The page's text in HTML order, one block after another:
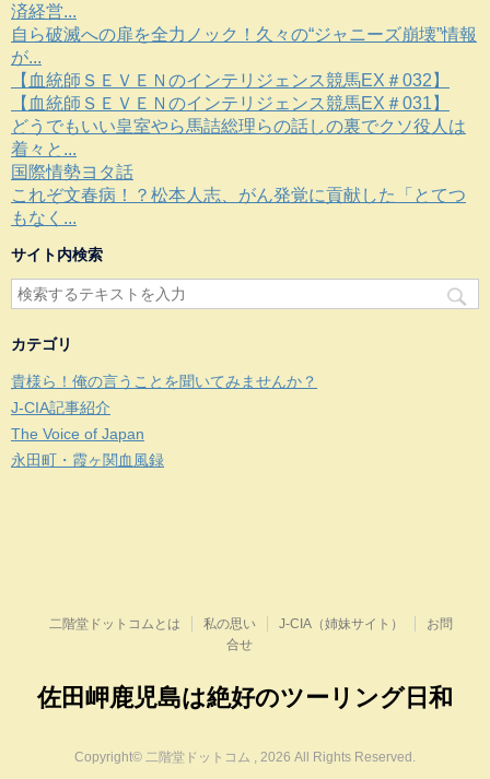
済経営...
自ら破滅への扉を全力ノック！久々の“ジャニーズ崩壊”情報
が...
【血統師ＳＥＶＥＮのインテリジェンス競馬EX＃032】
【血統師ＳＥＶＥＮのインテリジェンス競馬EX＃031】
どうでもいい皇室やら馬詰総理らの話しの裏でクソ役人は
着々と...
国際情勢ヨタ話
これぞ文春病！？松本人志、がん発覚に貢献した「とてつ
もなく...
サイト内検索
カテゴリ
貴様ら！俺の言うことを聞いてみませんか？
J-CIA記事紹介
The Voice of Japan
永田町・霞ヶ関血風録